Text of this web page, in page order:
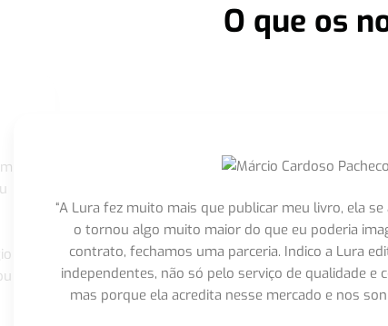
O que os
“A Lura fez muito mais que publicar meu livro, ela
o tornou algo muito maior do que eu poderia
contrato, fechamos uma parceria. Indico a Lura
independentes, não só pelo serviço de qualidade e
mas porque ela acredita nesse mercado e nos